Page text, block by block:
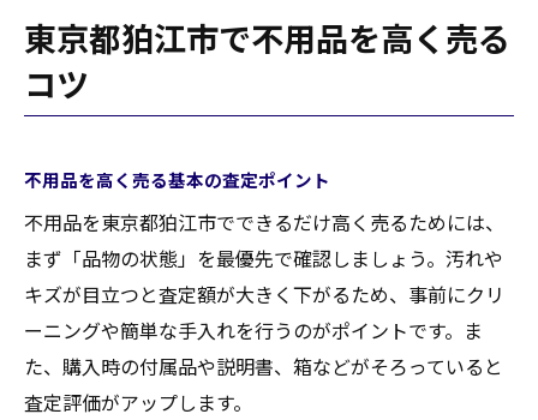
狛江市で信頼できる不用品買取業者の選び
引越し時に役立つ不用品査定の流れ
不用品を効率よく仕分ける査定のポイント
買取業者に依頼するタイミングと流れを解
説
家電や家具の不用品を安全に搬出するコツ
リサイクルショップを賢く活用した売却法
査定額を上げる東京都狛江市の秘訣
東京都狛江市で不用品を高く売る
コツ
不用品を高く売る基本の査定ポイント
不用品を東京都狛江市でできるだけ高く売るためには、
まず「品物の状態」を最優先で確認しましょう。汚れや
キズが目立つと査定額が大きく下がるため、事前にクリ
ーニングや簡単な手入れを行うのがポイントです。ま
た、購入時の付属品や説明書、箱などがそろっていると
査定評価がアップします。